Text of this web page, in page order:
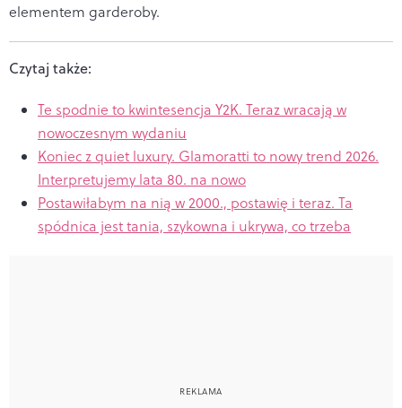
elementem garderoby.
Czytaj także:
Te spodnie to kwintesencja Y2K. Teraz wracają w
nowoczesnym wydaniu
Koniec z quiet luxury. Glamoratti to nowy trend 2026.
Interpretujemy lata 80. na nowo
Postawiłabym na nią w 2000., postawię i teraz. Ta
spódnica jest tania, szykowna i ukrywa, co trzeba